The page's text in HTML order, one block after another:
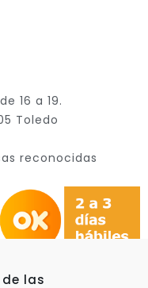
las
16 a 19.
Toledo
reconocidas